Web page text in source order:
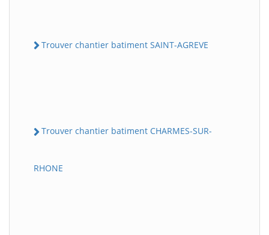
Trouver chantier batiment SAINT-AGREVE
Trouver chantier batiment CHARMES-SUR-
RHONE